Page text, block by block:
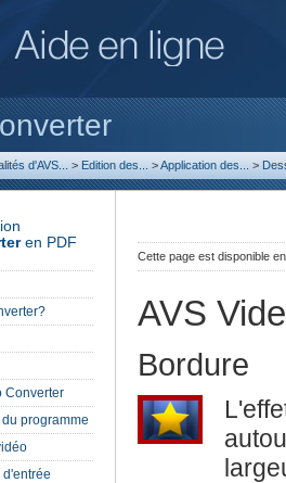
d'AVS... > Edition des... >Application des... >
Cette page est disponible
AVS
Bordure
en PDF
Converter
programme